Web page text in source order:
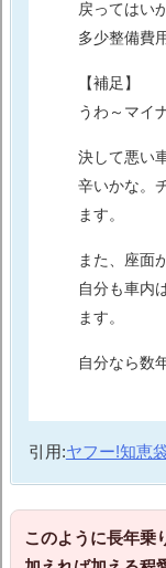
戻ってはい
多少整備費
【補足】
うわ～マイ
決して悪い
辛いかな。
ます。
また、座面
自分も車内
ます。
自分なら数
引用:ヤフー!知恵
このように長年乗